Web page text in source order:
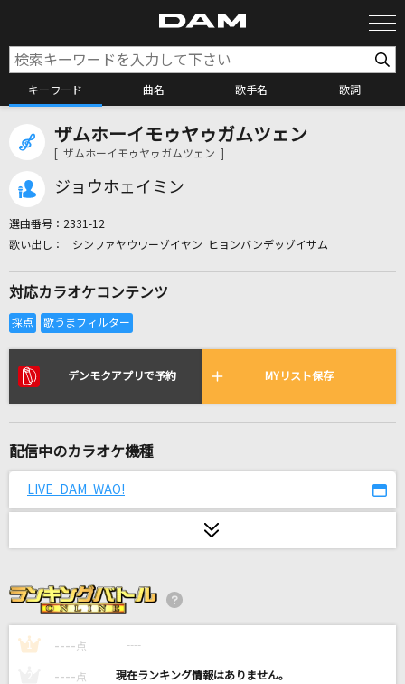
キーワード 曲名 歌手名 歌詞
カラオケ検索
リアルタイムで歌われている曲の一覧
[生音]恋
ダンバイン とぶ
[生音]サザン・ウインド
中森明菜
ザムホーイモゥヤゥガムツェン
[ ザムホーイモゥヤゥガムツェン ]
ジョウホェイミン
選曲番号： 2331-12
シンファヤウワーゾイヤン ヒョンバンデッゾイサム
対応カラオケコンテンツ
デンモクアプリで予約 MYリスト保存
配信中のカラオケ機種
LIVE DAM WAO!
1 ---- 点 ----
---- 点 ----